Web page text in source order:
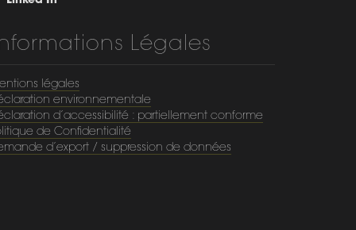
Légales
légales
environnementale
d’accessibilité : partiellement conforme
de Confidentialité
d’export / suppression de données